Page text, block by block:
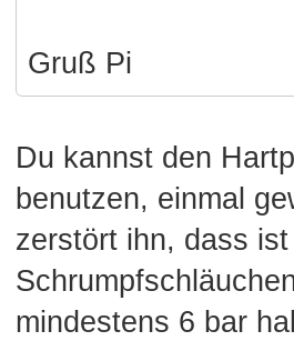
Gruß Pi
Du kannst den
benutzen, einmal
zerstört ihn, dass
mindestens 6 bar